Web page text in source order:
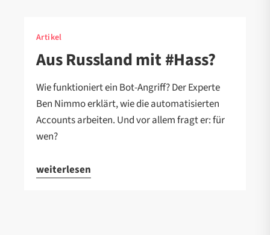
Artikel
Aus Russland mit #Hass?
Wie funktioniert ein Bot-Angriff? Der Experte
Ben Nimmo erklärt, wie die automatisierten
Accounts arbeiten. Und vor allem fragt er: für
wen?
weiterlesen